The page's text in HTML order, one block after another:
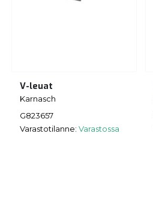
V-leuat
Karnasch
G823657
Varastotilanne: Varastossa